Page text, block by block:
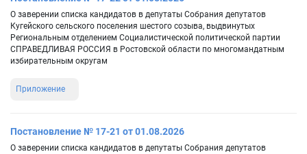
О заверении списка кандидатов в депутаты Собрания депутатов
Кугейского сельского поселения шестого созыва, выдвинутых
Региональным отделением Социалистической политической партии
СПРАВЕДЛИВАЯ РОССИЯ в Ростовской области по многомандатным
избирательным округам
Приложение
Постановление № 17-21 от 01.08.2026
О заверении списка кандидатов в депутаты Собрания депутатов